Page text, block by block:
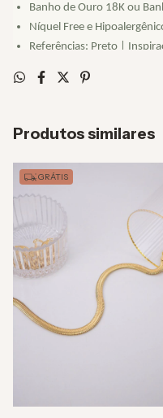
Banho de Ouro 18K ou
Níquel Free e
Referências: Preto |
Comprimento Colar:
Coleção: Primavere
Produtos similares
GRÁTIS